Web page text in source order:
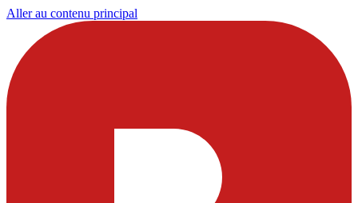
Aller au contenu principal